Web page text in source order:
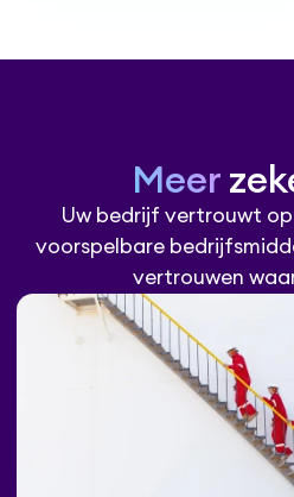
Meer
Uw bedrijf vertrouwt
voorspelbare
vertrouwen